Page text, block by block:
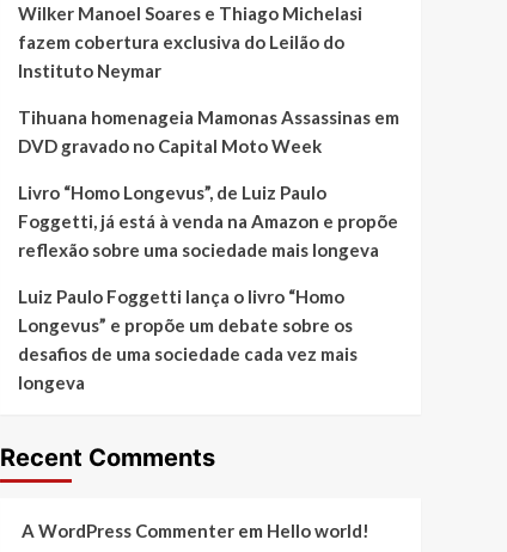
Wilker Manoel Soares e Thiago Michelasi
fazem cobertura exclusiva do Leilão do
Instituto Neymar
Tihuana homenageia Mamonas Assassinas em
DVD gravado no Capital Moto Week
Livro “Homo Longevus”, de Luiz Paulo
Foggetti, já está à venda na Amazon e propõe
reflexão sobre uma sociedade mais longeva
Luiz Paulo Foggetti lança o livro “Homo
Longevus” e propõe um debate sobre os
desafios de uma sociedade cada vez mais
longeva
Recent Comments
A WordPress Commenterem Hello world!